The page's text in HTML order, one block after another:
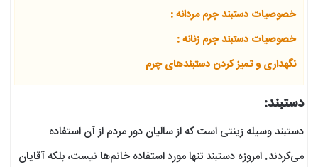
خصوصیات دستبند چرم مردانه :
خصوصیات دستبند چرم زنانه :
نگهداری و تمیز کردن دستبندهای چرم
دستبند:
دستبند وسیله زینتی است که از سالیان دور مردم از آن استفاده
می‌کردند. امروزه دستبند تنها مورد استفاده خانم‌ها نیست، بلکه آقایان